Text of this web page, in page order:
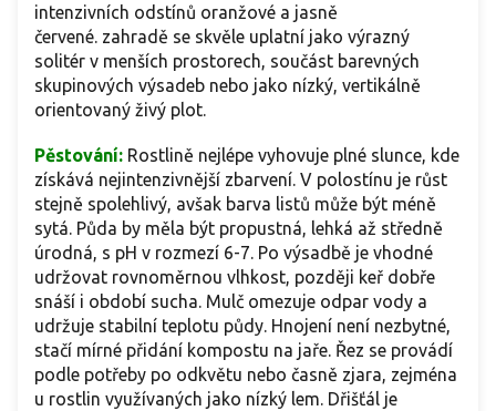
intenzivních odstínů oranžové a jasně
červené. zahradě se skvěle uplatní jako výrazný
solitér v menších prostorech, součást barevných
skupinových výsadeb nebo jako nízký, vertikálně
orientovaný živý plot.
Pěstování: Rostlině nejlépe vyhovuje plné slunce, kde
získává nejintenzivnější zbarvení. V polostínu je růst
stejně spolehlivý, avšak barva listů může být méně
sytá. Půda by měla být propustná, lehká až středně
úrodná, s pH v rozmezí 6-7. Po výsadbě je vhodné
udržovat rovnoměrnou vlhkost, později keř dobře
snáší i období sucha. Mulč omezuje odpar vody a
udržuje stabilní teplotu půdy. Hnojení není nezbytné,
stačí mírné přidání kompostu na jaře. Řez se provádí
podle potřeby po odkvětu nebo časně zjara, zejména
u rostlin využívaných jako nízký lem. Dřišťál je